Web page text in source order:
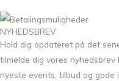
NYHEDSBREV
Hold dig opdateret på det
tilmelde dig vores
nyeste events, tilbud og